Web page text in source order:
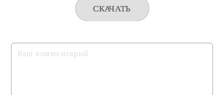
СКАЧАТЬ